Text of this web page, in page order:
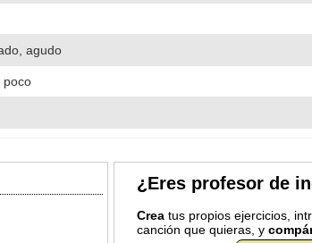
agudo
poco
¿Eres profesor de
Creatus propios ejercicios,
canción que quieras, y